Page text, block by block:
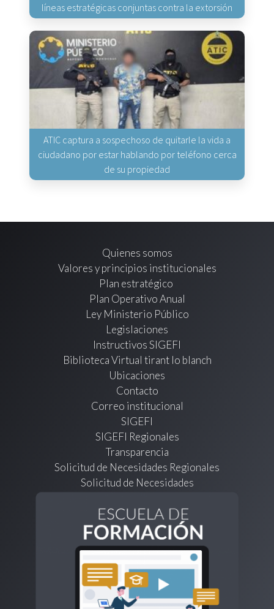
líneas estratégicas conjuntas contra la extorsión
ATIC captura a sospechoso de quitarle la vida a
ciudadano por estar hablando por teléfono cerca
de su propiedad
Quienes somos
Valores y principios institucionales
Plan estratégico
Plan Operativo Anual
Ley Ministerio Público
Legislaciones
Instructivos SIGEFI
Biblioteca Virtual tirant lo blanch
Ubicaciones
Contacto
Correo institucional
SIGEFI
SIGEFI Regionales
Transparencia
Solicitud de Necesidades Regionales
Solicitud de Necesidades